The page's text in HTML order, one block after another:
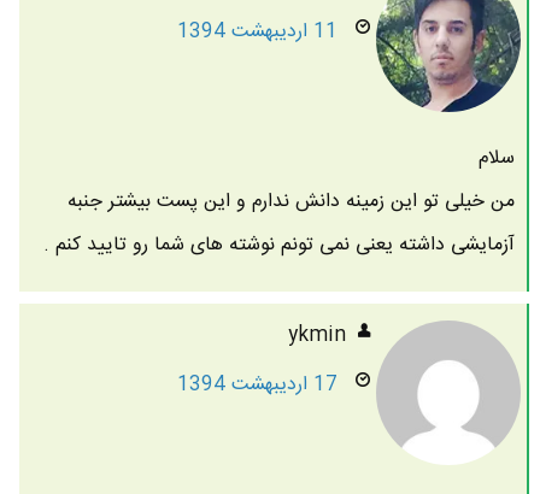
11 اردیبهشت 1394
سلام
من خیلی تو این زمینه دانش ندارم و این پست بیشتر جنبه
آزمایشی داشته یعنی نمی تونم نوشته های شما رو تایید کنم .
ykmin
17 اردیبهشت 1394